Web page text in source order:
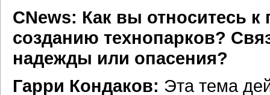
CNews: Как вы относитесь к
созданию технопарков?
надежды или опасения?
Гарри Кондаков: Эта тема